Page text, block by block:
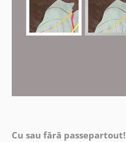
Cu sau fără passepartout!